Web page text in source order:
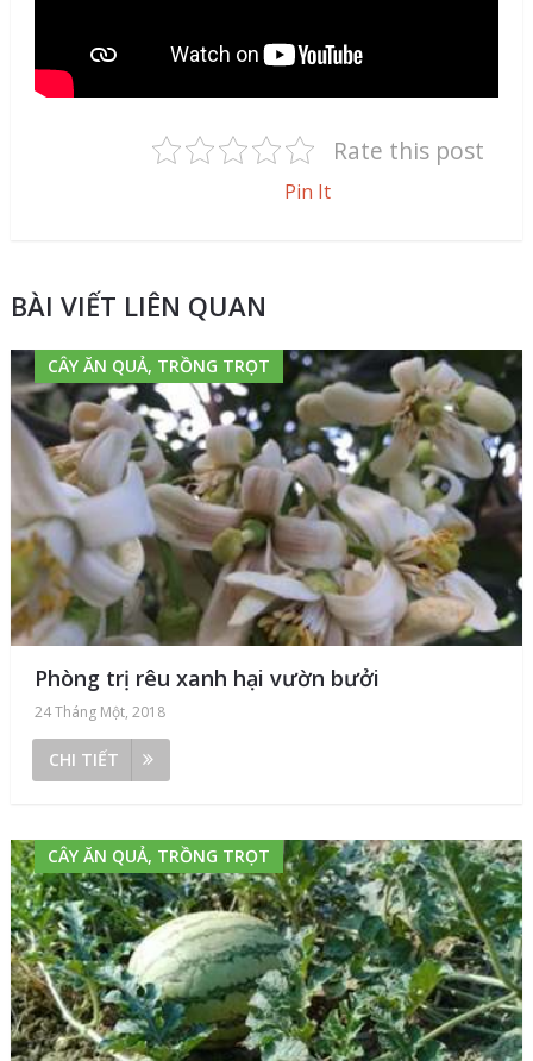
Rate this post
Pin It
BÀI VIẾT LIÊN QUAN
CÂY ĂN QUẢ, TRỒNG TRỌT
Phòng trị rêu xanh hại vườn bưởi
24 Tháng Một, 2018
CHI TIẾT
CÂY ĂN QUẢ, TRỒNG TRỌT